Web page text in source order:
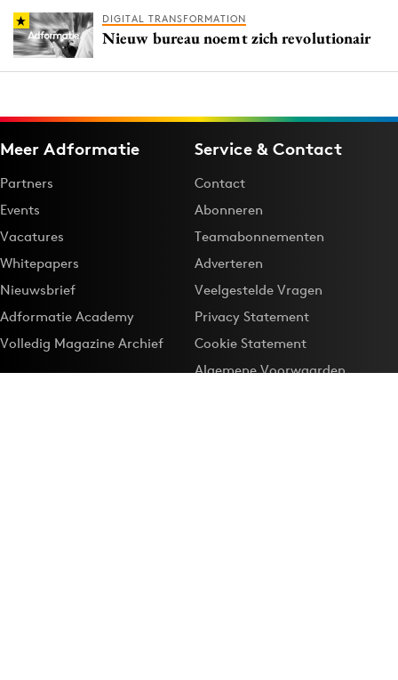
DIGITAL TRANSFORMATION
Nieuw bureau noemt zich revolutionair
Meer Adformatie
Partners
Events
Vacatures
Whitepapers
Nieuwsbrief
Adformatie Academy
Volledig Magazine Archief
Service & Contact
Contact
Abonneren
Teamabonnementen
Adverteren
Veelgestelde Vragen
Privacy Statement
Cookie Statement
Algemene Voorwaarden